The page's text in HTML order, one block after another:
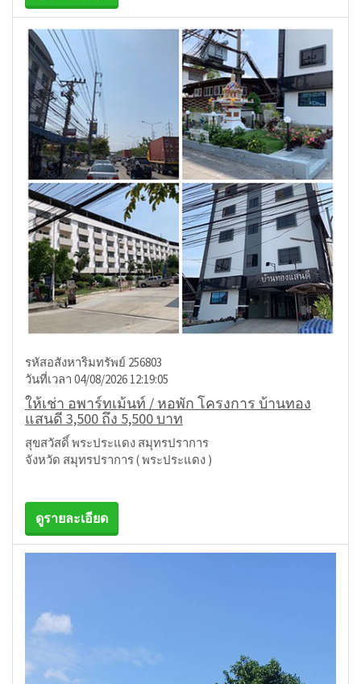
รหัสอสังหาริมทรัพย์ 256803
วันที่เวลา 04/08/2026 12:19:05
ให้เช่า อพาร์ทเม้นท์ / หอพัก โครงการ บ้านทอง
แสนดี 3,500 ถึง 5,500 บาท
สุขสวัสดิ์ พระประแดง สมุทรปราการ
จังหวัด สมุทรปราการ ( พระประแดง )
ดูรายละเอียด